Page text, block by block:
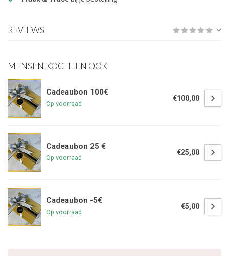
REVIEWS
MENSEN KOCHTEN OOK
Cadeaubon 100€
Op voorraad
€100,00
Cadeaubon 25 €
Op voorraad
€25,00
Cadeaubon -5€
Op voorraad
€5,00